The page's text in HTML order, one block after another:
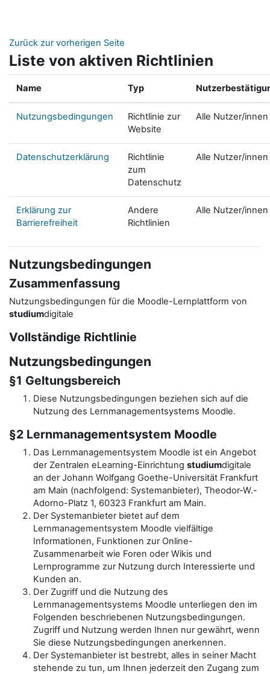
Zurück zur vorherigen Seite
Liste von aktiven Richtlinien
Name Typ
Nutzungsbedingungen
Richtlinie zur
Website
Alle Nutzer/innen
Datenschutzerklärung
Richtlinie
zum
Datenschutz
Alle Nutzer/innen
Erklärung zur
Barrierefreiheit
Andere
Richtlinien
Alle Nutzer/innen
Nutzungsbedingungen
Zusammenfassung
Nutzungsbedingungen für die Moodle-Lernplattform von
studiumdigitale
Vollständige Richtlinie
Nutzungsbedingungen
§1 Geltungsbereich
Diese Nutzungsbedingungen beziehen sich auf die
Nutzung des Lernmanagementsystems Moodle.
§2 Lernmanagementsystem Moodle
Das Lernmanagementsystem Moodle ist ein Angebot
der Zentralen eLearning-Einrichtung studiumdigitale
an der Johann Wolfgang Goethe-Universität Frankfurt
am Main (nachfolgend: Systemanbieter), Theodor-W.-
Adorno-Platz 1, 60323 Frankfurt am Main.
Der Systemanbieter bietet auf dem
Lernmanagementsystem Moodle vielfältige
Informationen, Funktionen zur Online-
Zusammenarbeit wie Foren oder Wikis und
Lernprogramme zur Nutzung durch Interessierte und
Kunden an.
Der Zugriff und die Nutzung des
Lernmanagementsystems Moodle unterliegen den im
Folgenden beschriebenen Nutzungsbedingungen.
Zugriff und Nutzung werden Ihnen nur gewährt, wenn
Sie diese Nutzungsbedingungen anerkennen.
Der Systemanbieter ist bestrebt, alles in seiner Macht
stehende zu tun, um Ihnen jederzeit den Zugang zum